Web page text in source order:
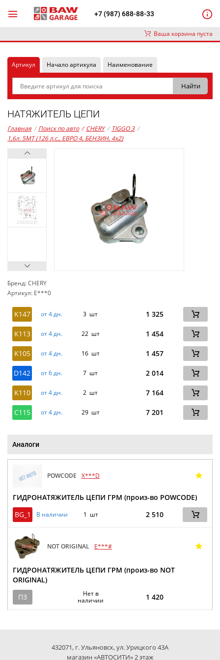
+7 (987) 688-88-33
Ваша корзина пуста
Артикул Начало артикула Наименование
НАТЯЖИТЕЛЬ ЦЕПИ
Главная / Поиск по авто / CHERY / TIGGO 3 /
1,6л. 5MT (126 л.с., ЕВРО 4, БЕНЗИН, 4x2)
Бренд: CHERY
Артикул: E***0
K147 от 4 дн. 3 шт 1 325
K113 от 4 дн. 22 шт 1 454
K105 от 4 дн. 16 шт 1 457
D142 от 6 дн. 7 шт 2 014
K110 от 4 дн. 2 шт 7 164
C115 от 4 дн. 29 шт 7 201
Аналоги
POWCODE X***D
ГИДРОНАТЯЖИТЕЛЬ ЦЕПИ ГРМ (произ-во POWCODE)
BG_1
В наличии 1 шт 2 510
NOT ORIGINAL E***#
ГИДРОНАТЯЖИТЕЛЬ ЦЕПИ ГРМ (произ-во NOT
ORIGINAL)
ПЗ
Нет в
наличии
1 420
432071, г. Ульяновск, ул. Урицкого 43А
магазин «АВТОСИТИ» 2 этаж